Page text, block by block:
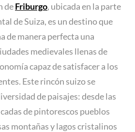
deFriburgo, ubicada en la parte
de Suiza, es un destino que
de manera perfecta una
medievales llenas de
capaz de satisfacer a los
Este rincón suizo se
de paisajes: desde las
de pintorescos pueblos
montañas y lagos cristalinos